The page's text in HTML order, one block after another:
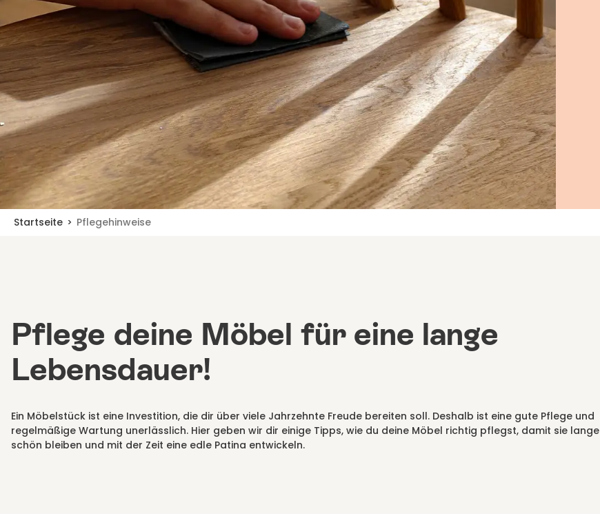
Startseite Pflegehinweise
Pflege deine Möbel für eine lange
Lebensdauer!
Ein Möbelstück ist eine Investition, die dir über viele Jahrzehnte Freude bereiten soll. Deshalb ist eine gute Pflege und
regelmäßige Wartung unerlässlich. Hier geben wir dir einige Tipps, wie du deine Möbel richtig pflegst, damit sie lange
schön bleiben und mit der Zeit eine edle Patina entwickeln.